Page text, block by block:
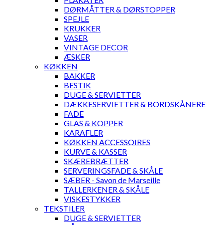
DØRMÅTTER & DØRSTOPPER
SPEJLE
KRUKKER
VASER
VINTAGE DECOR
ÆSKER
KØKKEN
BAKKER
BESTIK
DUGE & SERVIETTER
DÆKKESERVIETTER & BORDSKÅNERE
FADE
GLAS & KOPPER
KARAFLER
KØKKEN ACCESSOIRES
KURVE & KASSER
SKÆREBRÆTTER
SERVERINGSFADE & SKÅLE
SÆBER - Savon de Marseille
TALLERKENER & SKÅLE
VISKESTYKKER
TEKSTILER
DUGE & SERVIETTER